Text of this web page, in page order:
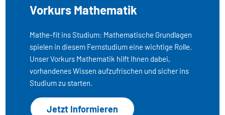
Vorkurs Mathematik
Mathe-fit ins Studium: Mathematische Grundlagen
spielen in diesem Fernstudium eine wichtige Rolle.
Unser Vorkurs Mathematik hilft Ihnen dabei,
vorhandenes Wissen aufzufrischen und sicher ins
Studium zu starten.
Jetzt Informieren